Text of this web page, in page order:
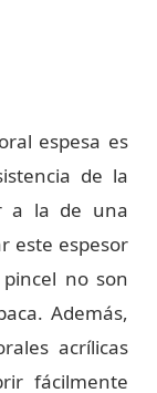
espesa es
de la
a la de una
este espesor
no son
Además,
acrílicas
fácilmente